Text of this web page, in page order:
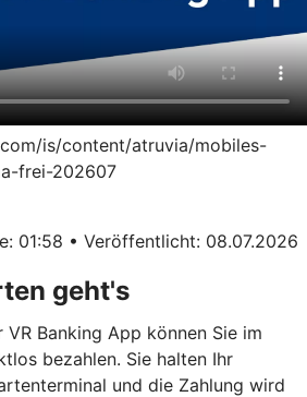
is/content/atruvia/mobiles-
frei-202607
01:58 • Veröffentlicht: 08.07.2026
geht's
Banking App können Sie im
bezahlen. Sie halten Ihr
und die Zahlung wird